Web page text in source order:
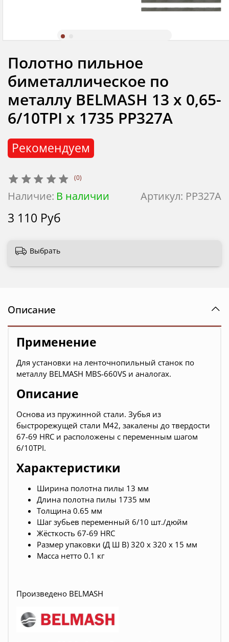
(0)
Артикул: PP327A
Наличие: В наличии
Рекомендуем
Полотно пильное
биметаллическое по
металлу BELMASH 13 x 0,65-
6/10TPI х 1735 PP327A
3 110 Руб
Выбрать
Описание
Применение
Для установки на ленточнопильный станок по
металлу BELMASH MBS-660VS и аналогах.
Описание
Основа из пружинной стали. Зубья из
быстрорежущей стали М42, закалены до твердости
67-69 HRC и расположены с переменным шагом
6/10TPI.
Характеристики
Ширина полотна пилы 13 мм
Длина полотна пилы 1735 мм
Толщина 0.65 мм
Шаг зубьев переменный 6/10 шт./дюйм
Жёсткость 67-69 HRC
Размер упаковки (Д Ш В) 320 х 320 х 15 мм
Масса нетто 0.1 кг
Произведено BELMASH